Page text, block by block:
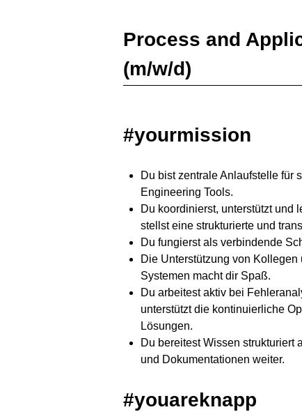
Process and
(m/w/d)
#yourmission
Du bist zentrale Anlaufstelle für
Engineering Tools.
Du koordinierst, unterstützt und
stellst eine strukturierte und
Du fungierst als verbindende
Die Unterstützung von
Systemen macht dir Spaß.
Du arbeitest aktiv bei
unterstützt die kontinuierliche
Lösungen.
Du bereitest Wissen strukturiert
und Dokumentationen weiter.
#youareknapp